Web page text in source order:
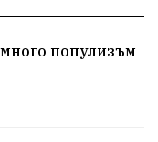
парк
популизъм